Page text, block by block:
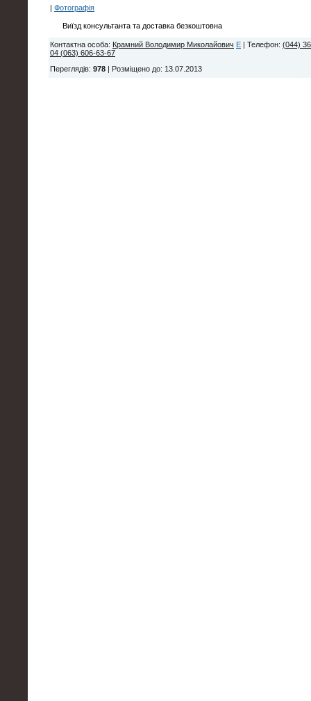
Фотографія
Виїзд консультанта та доставка безкоштовна
Контактна особа: Крамний Володимир Миколайович E Телефон: (044)
04 (063) 606-63-67
Переглядів: 978 Розміщено до: 13.07.2013